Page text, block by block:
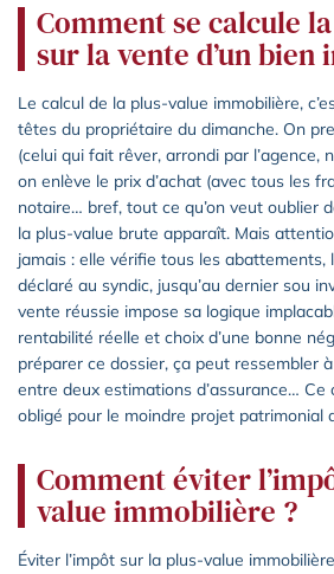
Comment se calcule
sur la vente d’un
Le calcul de la plus-value immobilière,
têtes du propriétaire du dimanche. On
(celui qui fait rêver, arrondi par l’agence,
on enlève le prix d’achat (avec tous les
notaire… bref, tout ce qu’on veut oublier
la plus-value brute apparaît. Mais
jamais : elle vérifie tous les abattements,
déclaré au syndic, jusqu’au dernier sou
vente réussie impose sa logique
rentabilité réelle et choix d’une bonne
préparer ce dossier, ça peut ressembler
entre deux estimations d’assurance… Ce
obligé pour le moindre projet patrimonial
Comment éviter
value immobilière ?
Éviter l’impôt sur la plus-value